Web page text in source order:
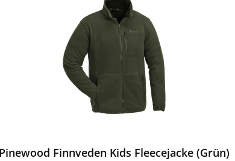
Pinewood Finnveden Kids Fleecejacke (Grün)